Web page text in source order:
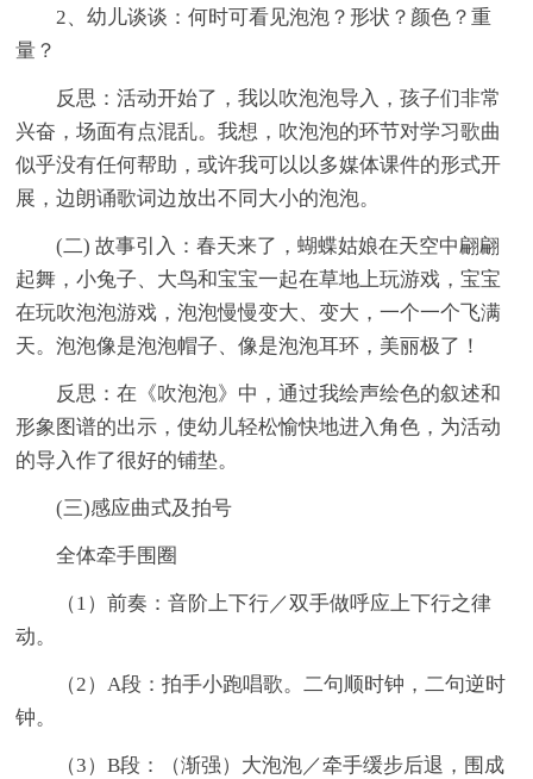
2、幼儿谈谈：何时可看见泡泡？形状？颜色？重
量？
反思：活动开始了，我以吹泡泡导入，孩子们非常
兴奋，场面有点混乱。我想，吹泡泡的环节对学习歌曲
似乎没有任何帮助，或许我可以以多媒体课件的形式开
展，边朗诵歌词边放出不同大小的泡泡。
(二) 故事引入：春天来了，蝴蝶姑娘在天空中翩翩
起舞，小兔子、大鸟和宝宝一起在草地上玩游戏，宝宝
在玩吹泡泡游戏，泡泡慢慢变大、变大，一个一个飞满
天。泡泡像是泡泡帽子、像是泡泡耳环，美丽极了！
反思：在《吹泡泡》中，通过我绘声绘色的叙述和
形象图谱的出示，使幼儿轻松愉快地进入角色，为活动
的导入作了很好的铺垫。
(三)感应曲式及拍号
全体牵手围圈
（1）前奏：音阶上下行／双手做呼应上下行之律
动。
（2）A段：拍手小跑唱歌。二句顺时钟，二句逆时
钟。
（3）B段：（渐强）大泡泡／牵手缓步后退，围成